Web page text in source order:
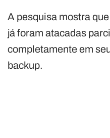
A pesquisa mostra
já foram atacadas
completamente em
backup.